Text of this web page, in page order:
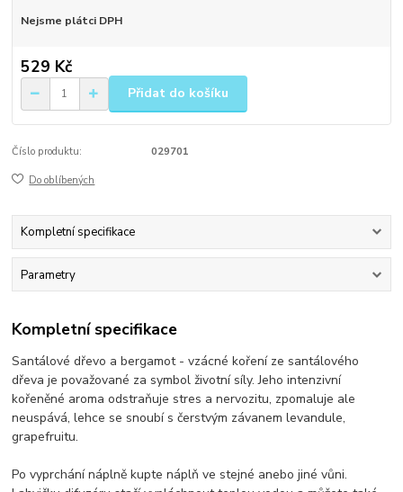
Nejsme plátci DPH
529 Kč
Přidat do košíku
Číslo produktu: 029701
Do oblíbených
Kompletní specifikace
Parametry
Kompletní specifikace
Santálové dřevo a bergamot - vzácné koření ze santálového
dřeva je považované za symbol životní síly. Jeho intenzivní
kořeněné aroma odstraňuje stres a nervozitu, zpomaluje ale
neuspává, lehce se snoubí s čerstvým závanem levandule,
grapefruitu.
Po vyprchání náplně kupte náplň ve stejné anebo jiné vůni.